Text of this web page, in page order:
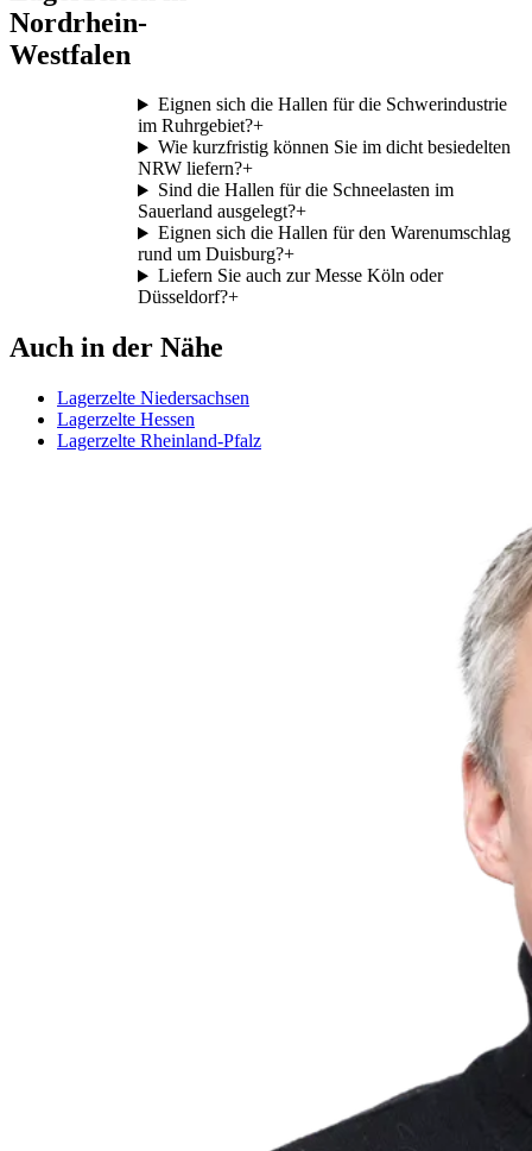
Nordrhein-
Westfalen
Eignen sich die Hallen für die Schwerindustrie
im Ruhrgebiet?+
Wie kurzfristig können Sie im dicht besiedelten
NRW liefern?+
Sind die Hallen für die Schneelasten im
Sauerland ausgelegt?+
Eignen sich die Hallen für den Warenumschlag
rund um Duisburg?+
Liefern Sie auch zur Messe Köln oder
Düsseldorf?+
Auch in der Nähe
Lagerzelte Niedersachsen
Lagerzelte Hessen
Lagerzelte Rheinland-Pfalz